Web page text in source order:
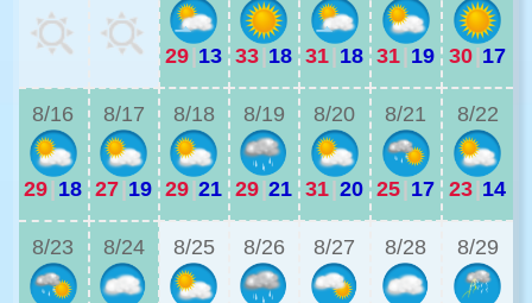
29|13 33|18 31| 18 31| 19 30|17
8/16
29| 18
8/17
27|19
8/18
29|21
8/19
29|21
8/20
31|20
8/21
25| 17
8/22
23|14
8/23 8/24 8/25 8/26 8/27 8/28 8/29